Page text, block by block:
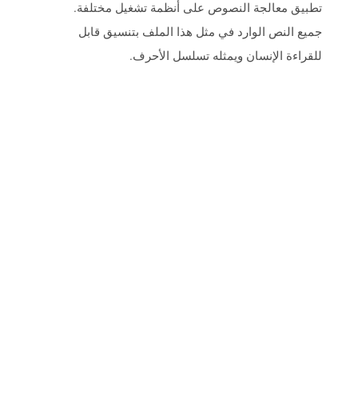
تطبيق معالجة النصوص على أنظمة تشغيل مختلفة.
جميع النص الوارد في مثل هذا الملف بتنسيق قابل
للقراءة الإنسان ويمثله تسلسل الأحرف.